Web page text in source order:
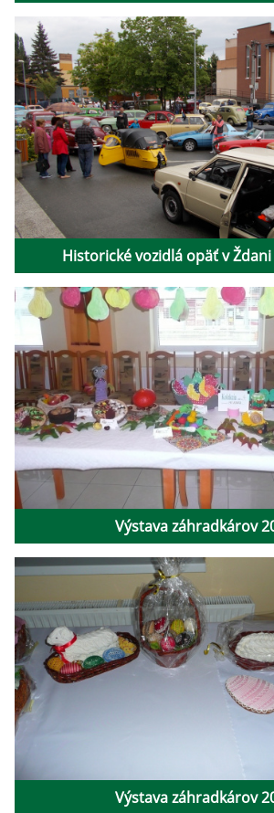
Historické vozidlá opäť v Ždani
Výstava záhradkárov
Výstava záhradkárov